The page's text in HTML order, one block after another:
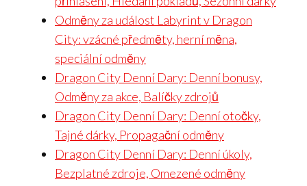
Odměny za událost Labyrint v Dragon
City: vzácné předměty, herní měna,
speciální odměny
Dragon City Denní Dary: Denní bonusy,
Odměny za akce, Balíčky zdrojů
Dragon City Denní Dary: Denní otočky,
Tajné dárky, Propagační odměny
Dragon City Denní Dary: Denní úkoly,
Bezplatné zdroje, Omezené odměny